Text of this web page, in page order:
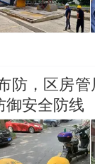
防，区房
御安全防线